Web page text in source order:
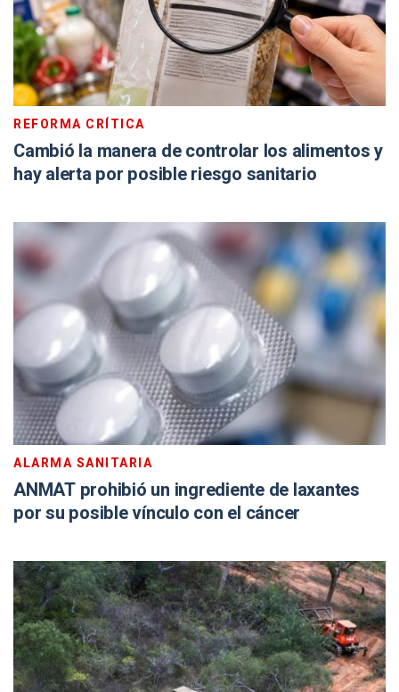
REFORMA CRÍTICA
Cambió la manera de controlar los alimentos y
hay alerta por posible riesgo sanitario
ALARMA SANITARIA
ANMAT prohibió un ingrediente de laxantes
por su posible vínculo con el cáncer